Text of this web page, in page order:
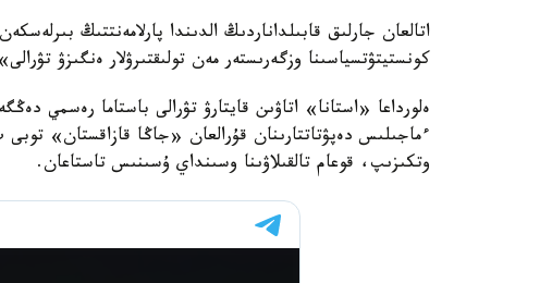
اتالعان جارلىق قابىلداناردىڭ الدىندا پارلامەنتتىڭ
كونستيتۋتسياسىنا وزگەرىستەر مەن تولىقتىرۋلار ەنگىزۋ
ءماجىلىس دەپۋتاتتارىنان قۇرالعان «جاڭا قازاقستان»
وتكىزىپ، قوعام تالقىلاۋىنا وسىنداي ۇسىنىس تاستاعان.